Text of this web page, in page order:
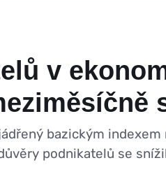
v
bazickým
podnikatelů se